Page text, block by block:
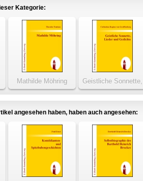
Kategorie:
Mathilde Möhring
Geistliche Sonnette,
Lieder und Gedichte
angesehen haben, haben auch angesehen: